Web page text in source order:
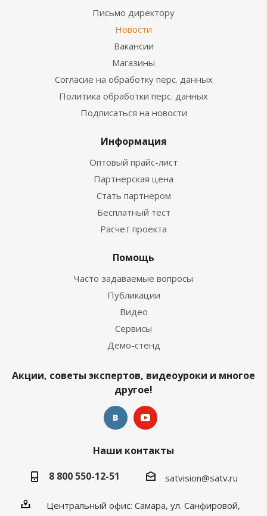
Письмо директору
Новости
Вакансии
Магазины
Согласие на обработку перс. данных
Политика обработки перс. данных
Подписаться на новости
Информация
Оптовый прайс-лист
Партнерская цена
Стать партнером
Бесплатный тест
Расчет проекта
Помощь
Часто задаваемые вопросы
Публикации
Видео
Сервисы
Демо-стенд
Акции, советы экспертов, видеоуроки и многое
другое!
Наши контакты
8 800 550-12-51
satvision@satv.ru
Центральный офис: Самара, ул. Санфировой,